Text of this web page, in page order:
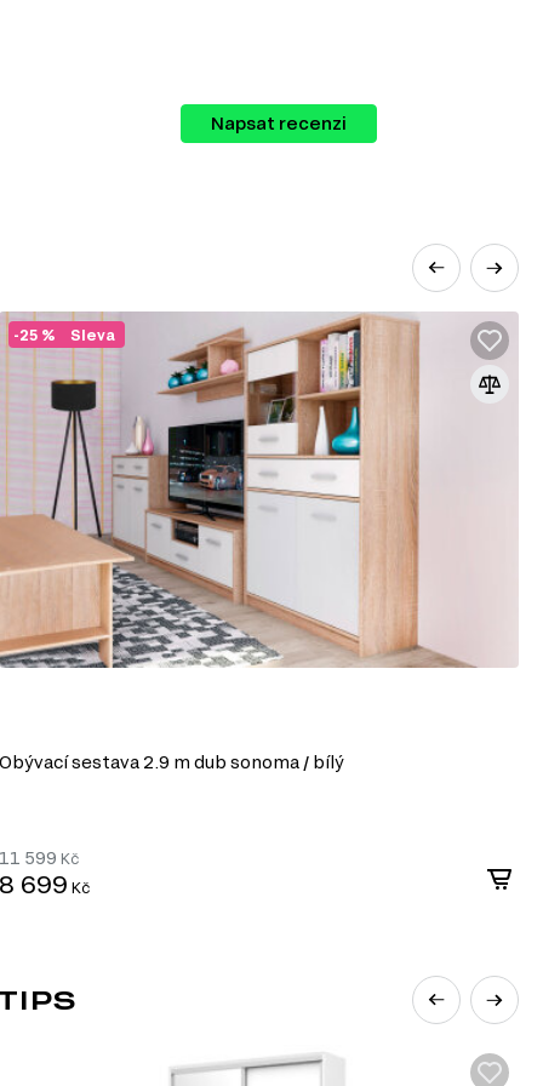
Napsat recenzi
Sleva
-25 %
Obývací sestava 2.9 m dub sonoma / bílý
11 599 Kč
8 699 Kč